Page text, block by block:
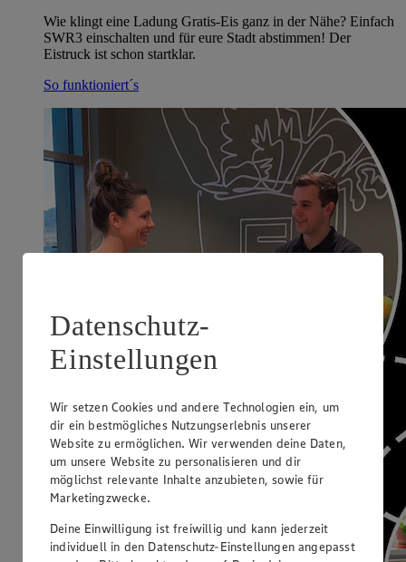
Wie klingt eine Ladung Gratis-Eis ganz in der Nähe? Einfach
SWR3 einschalten und für eure Stadt abstimmen! Der
Eistruck ist schon startklar.
So funktioniert´s
Datenschutz-
Einstellungen
Wir setzen Cookies und andere Technologien ein, um
dir ein bestmögliches Nutzungserlebnis unserer
Website zu ermöglichen. Wir verwenden deine Daten,
um unsere Website zu personalisieren und dir
möglichst relevante Inhalte anzubieten, sowie für
Marketingzwecke.
Deine Einwilligung ist freiwillig und kann jederzeit
individuell in den Datenschutz-Einstellungen angepasst